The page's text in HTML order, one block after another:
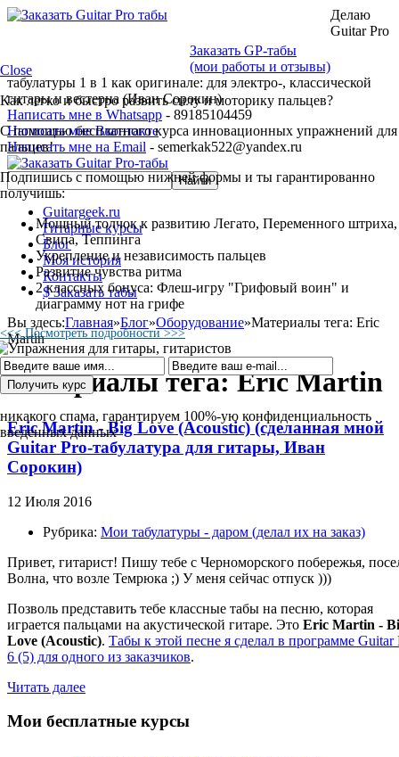
Заказать GP-табы
(мои работы и отзывы)
Делаю
Guitar Pro
табулатуры 1 в 1 как оригинале: для электро-, классической
гитары и вестерна (Иван Сорокин)
Написать мне в Whatsapp - 89185104459
Написать мне Вконтакте
Написать мне на Email - semerkak522@yandex.ru
Guitargeek.ru
Гитарные курсы
Блог
Моя история
Контакты
$ Заказать табы
Вы здесь:Главная»Блог»Оборудование»Материалы тега: Eric
Martin
Материалы тега: Eric Martin
Eric Martin - Big Love (Acoustic) (сделанная мной
Guitar Pro-табулатура для гитары, Иван
Сорокин)
12 Июля 2016
Рубрика: Мои табулатуры - даром (делал их на заказ)
Привет, гитарист! Пишу тебе с Черноморского побережья,
Волна, что возле Темрюка ;) У меня сейчас отпуск )))
Позволь представить тебе классные табы на песню, которая
играется пальцами на акустической гитаре. Это Eric Martin -
Love (Acoustic). Табы к этой песне я сделал в программе Guitar
6 (5) для одного из заказчиков.
Читать далее
Мои бесплатные курсы
Close
Как легко и быстро развить силу и моторику пальцев?
С помощью бесплатного курса инновационных упражнений для
пальцев!
Подпишись с помощью нижней формы и ты гарантированно
получишь:
Мощный толчок к развитию Легато, Переменного штриха,
Свипа, Теппинга
Укрепление и независимость пальцев
Развитие чувства ритма
2 классных бонуса: Флеш-игру "Грифовый воин" и
диаграмму нот на грифе
<<< Посмотреть подробности >>>
никакого спама, гарантируем 100%-ую конфиденциальность
введенных данных